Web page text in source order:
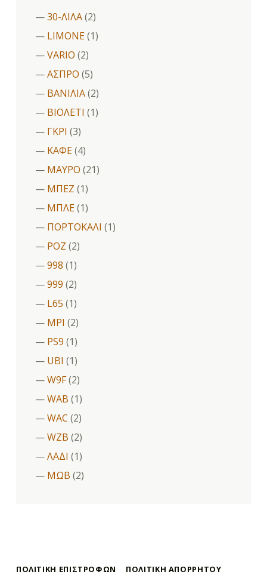
30-ΛΙΛΑ(2)
LIMONE(1)
VARIO (2)
ΑΣΠΡΟ (5)
ΒΑΝΙΛΙΑ(2)
ΒΙΟΛΕΤΙ (1)
ΓΚΡΙ (3)
ΚΑΦΕ(4)
ΜΑΥΡΟ (21)
ΜΠΕΖ (1)
ΜΠΛΕ(1)
ΠΟΡΤΟΚΑΛΙ (1)
ΡΟΖ (2)
998 (1)
999 (2)
L65 (1)
MPI (2)
PS9 (1)
UBI (1)
W9F(2)
WAB (1)
WAC (2)
WZB (2)
ΛΑΔΙ (1)
ΜΩΒ (2)
ΠΟΛΙΤΙΚΉ ΕΠΙΣΤΡΟΦΏΝ ΠΟΛΙΤΙΚΉ ΑΠΟΡΡΉΤΟΥ